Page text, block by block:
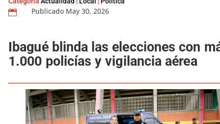
 Publicado May 30, 2026
Ibagué blinda las elecciones con
1.000 policías y vigilancia aérea